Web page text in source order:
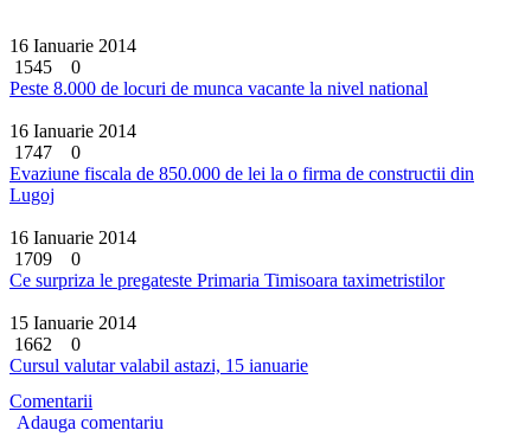
16 Ianuarie 2014
1545
0
Peste 8.000 de locuri de munca vacante la nivel national
16 Ianuarie 2014
1747
0
Evaziune fiscala de 850.000 de lei la o firma de constructii din
Lugoj
16 Ianuarie 2014
1709
0
Ce surpriza le pregateste Primaria Timisoara taximetristilor
15 Ianuarie 2014
1662
0
Cursul valutar valabil astazi, 15 ianuarie
Comentarii
Adauga comentariu